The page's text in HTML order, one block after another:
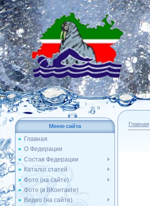
Меню сайта
Главная
О Федерации
Состав Федерации
Каталог статей
Фото (на сайте)
Фото (в ВКонтакте)
Видео (на сайте)
Главная